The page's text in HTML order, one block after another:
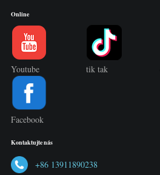
Online
Youtube tik tak
Facebook
Kontaktujte nás
+86 13911890238